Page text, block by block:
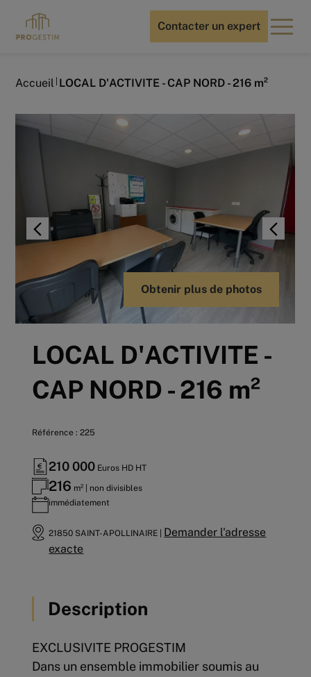
Contacter un expert
Accueil LOCAL D'ACTIVITE - CAP NORD - 216 m²
Obtenir plus de photos
LOCAL D'ACTIVITE -
CAP NORD - 216 m²
Référence : 225
210 000 Euros HD HT
216 m² | non divisibles
immédiatement
21850 SAINT-APOLLINAIRE | Demander l'adresse
exacte
Description
EXCLUSIVITE PROGESTIM
Dans un ensemble immobilier soumis au